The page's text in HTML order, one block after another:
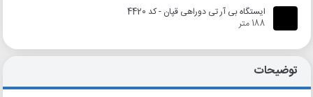
ایستگاه بی آر تی دوراهی قپان - کد 4420
188 متر
توضیحات